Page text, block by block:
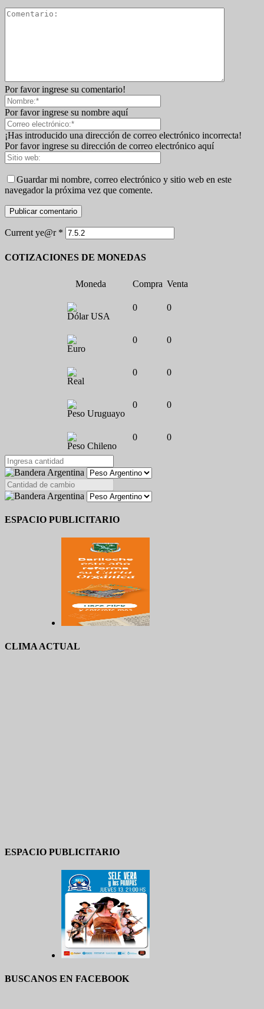
Por favor ingrese su comentario!
Por favor ingrese su nombre aquí
¡Has introducido una dirección de correo electrónico incorrecta!
Por favor ingrese su dirección de correo electrónico aquí
Guardar mi nombre, correo electrónico y sitio web en este
navegador la próxima vez que comente.
Current ye@r *
COTIZACIONES DE MONEDAS
Moneda Compra Venta
Dólar USA
0 0
Euro
0 0
Real
0 0
Peso Uruguayo
0 0
Peso Chileno
0 0
ESPACIO PUBLICITARIO
CLIMA ACTUAL
ESPACIO PUBLICITARIO
BUSCANOS EN FACEBOOK